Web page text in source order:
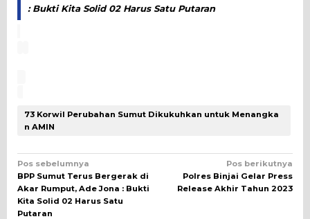
: Bukti Kita Solid 02 Harus Satu Putaran
73 Korwil Perubahan Sumut Dikukuhkan untuk Menangka
n AMIN
Navigasi
pos
Pos sebelumnya
BPP Sumut Terus Bergerak di
Akar Rumput, Ade Jona : Bukti
Kita Solid 02 Harus Satu
Putaran
Pos berikutnya
Polres Binjai Gelar Press
Release Akhir Tahun 2023